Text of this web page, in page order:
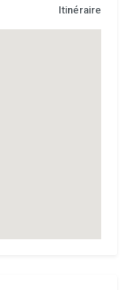
Itinéraire